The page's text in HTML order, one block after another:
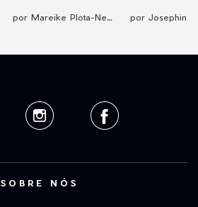
por Mareike Plota-Neumann por Josephine
SOBRE NÓS